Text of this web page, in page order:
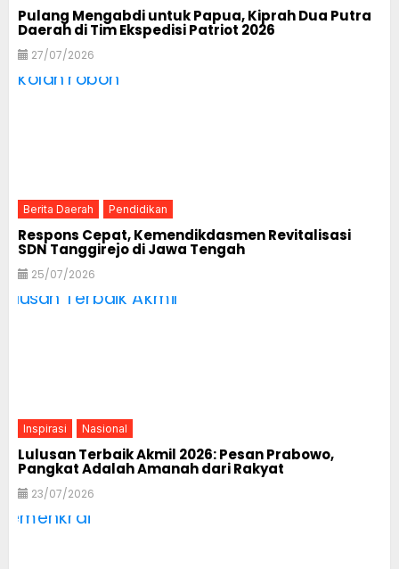
Pulang Mengabdi untuk Papua, Kiprah Dua Putra
Daerah di Tim Ekspedisi Patriot 2026
27/07/2026
Berita Daerah Pendidikan
Respons Cepat, Kemendikdasmen Revitalisasi
SDN Tanggirejo di Jawa Tengah
25/07/2026
Inspirasi Nasional
Lulusan Terbaik Akmil 2026: Pesan Prabowo,
Pangkat Adalah Amanah dari Rakyat
23/07/2026